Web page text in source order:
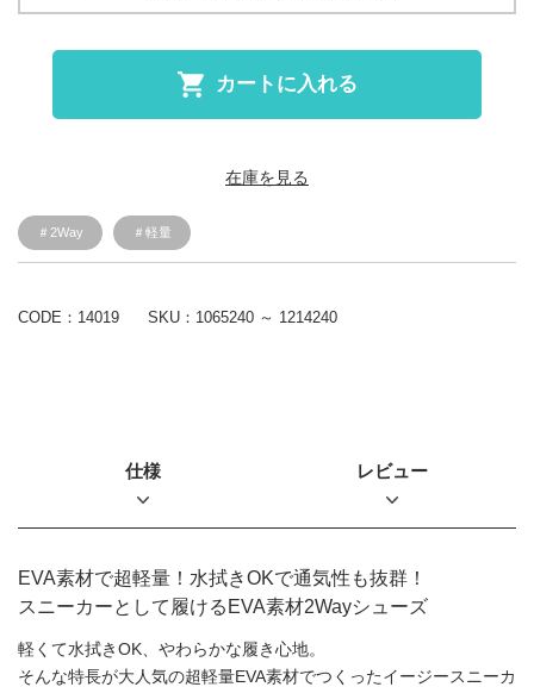
カートに入れる
在庫を見る
＃2Way ＃軽量
CODE：14019 SKU： 1065240 ～ 1214240
仕様 レビュー
EVA素材で超軽量！水拭きOKで通気性も抜群！
スニーカーとして履けるEVA素材2Wayシューズ
軽くて水拭きOK、やわらかな履き心地。
そんな特長が大人気の超軽量EVA素材でつくったイージースニーカ